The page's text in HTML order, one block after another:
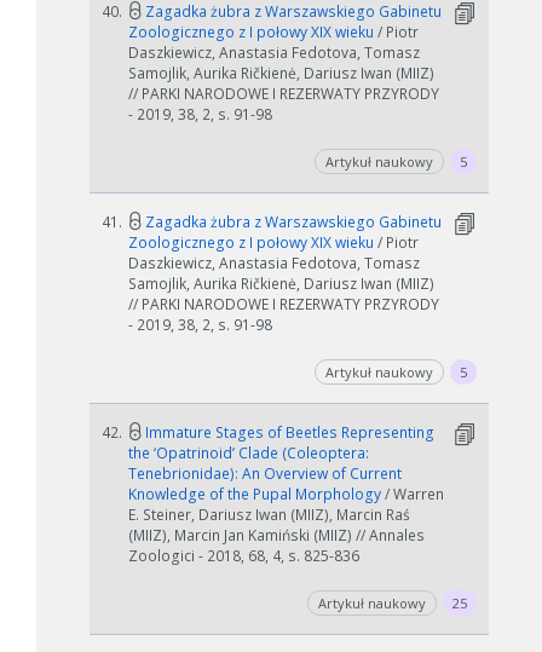
40.
Zagadka żubra z Warszawskiego Gabinetu
Zoologicznego z I połowy XIX wieku / Piotr
Daszkiewicz, Anastasia Fedotova, Tomasz
Samojlik, Aurika Ričkienė, Dariusz Iwan (MIIZ)
// PARKI NARODOWE I REZERWATY PRZYRODY
- 2019, 38, 2, s. 91-98
Artykuł naukowy 5
41.
Zagadka żubra z Warszawskiego Gabinetu
Zoologicznego z I połowy XIX wieku / Piotr
Daszkiewicz, Anastasia Fedotova, Tomasz
Samojlik, Aurika Ričkienė, Dariusz Iwan (MIIZ)
// PARKI NARODOWE I REZERWATY PRZYRODY
- 2019, 38, 2, s. 91-98
Artykuł naukowy 5
42.
Immature Stages of Beetles Representing
the ‘Opatrinoid’ Clade (Coleoptera:
Tenebrionidae): An Overview of Current
Knowledge of the Pupal Morphology/ Warren
E. Steiner, Dariusz Iwan (MIIZ), Marcin Raś
(MIIZ), Marcin Jan Kamiński (MIIZ) // Annales
Zoologici - 2018, 68, 4, s. 825-836
Artykuł naukowy 25